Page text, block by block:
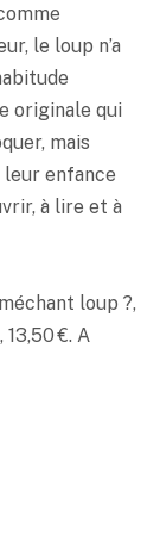
le loup n’a
originale qui
mais
enfance
à lire et à
loup ?,
€. A